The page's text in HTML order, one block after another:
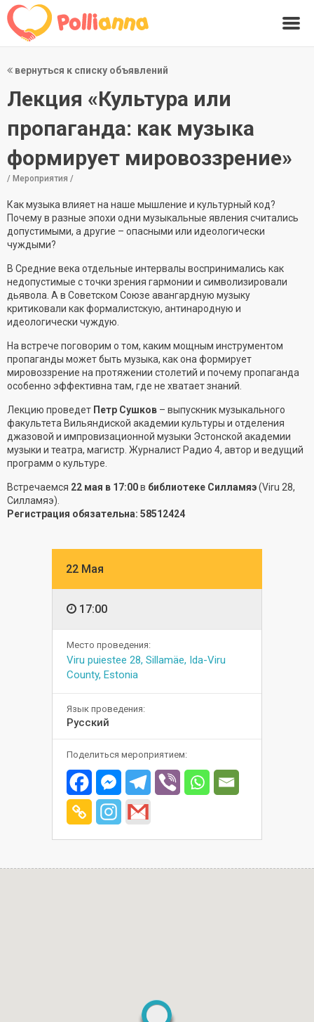
вернуться к списку объявлений
Лекция «Культура или
пропаганда: как музыка
формирует мировоззрение»
/ Мероприятия /
Как музыка влияет на наше мышление и культурный код?
Почему в разные эпохи одни музыкальные явления считались
допустимыми, а другие – опасными или идеологически
чуждыми?
В Средние века отдельные интервалы воспринимались как
недопустимые с точки зрения гармонии и символизировали
дьявола. А в Советском Союзе авангардную музыку
критиковали как формалистскую, антинародную и
идеологически чуждую.
На встрече поговорим о том, каким мощным инструментом
пропаганды может быть музыка, как она формирует
мировоззрение на протяжении столетий и почему пропаганда
особенно эффективна там, где не хватает знаний.
Лекцию проведет Петр Сушков – выпускник музыкального
факультета Вильяндиской академии культуры и отделения
джазовой и импровизационной музыки Эстонской академии
музыки и театра, магистр. Журналист Радио 4, автор и ведущий
программ о культуре.
Встречаемся 22 мая в 17:00в библиотеке Силламяэ(Viru 28,
Силламяэ).
Регистрация обязательна: 58512424
22 Мая
17:00
Место проведения:
Viru puiestee 28, Sillamäe, Ida-Viru
County, Estonia
Язык проведения:
Русский
Поделиться мероприятием: